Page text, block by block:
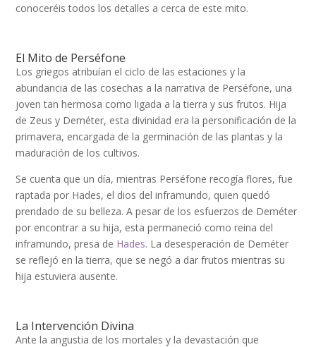
conoceréis todos los detalles a cerca de este mito.
El Mito de Perséfone
Los griegos atribuían el ciclo de las estaciones y la
abundancia de las cosechas a la narrativa de Perséfone, una
joven tan hermosa como ligada a la tierra y sus frutos. Hija
de Zeus y Deméter, esta divinidad era la personificación de la
primavera, encargada de la germinación de las plantas y la
maduración de los cultivos.
Se cuenta que un día, mientras Perséfone recogía flores, fue
raptada por Hades, el dios del inframundo, quien quedó
prendado de su belleza. A pesar de los esfuerzos de Deméter
por encontrar a su hija, esta permaneció como reina del
inframundo, presa de Hades. La desesperación de Deméter
se reflejó en la tierra, que se negó a dar frutos mientras su
hija estuviera ausente.
La Intervención Divina
Ante la angustia de los mortales y la devastación que